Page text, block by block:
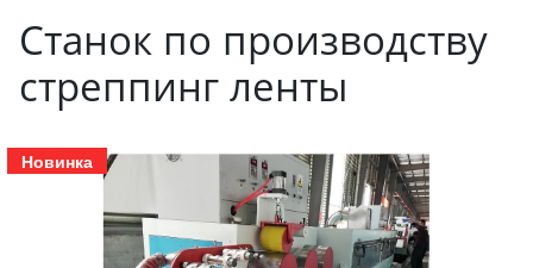
Станок по производству
стреппинг ленты
Новинка